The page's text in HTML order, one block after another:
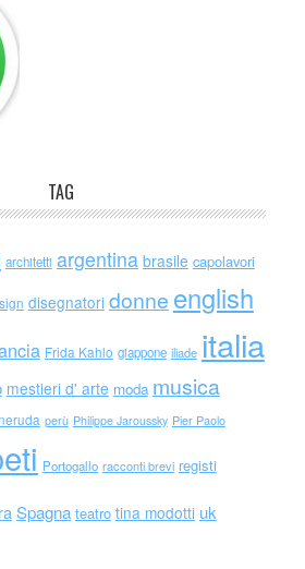
TAG
architetti argentina brasile capolavori
disegnatori donne english
Frida Kahlo giappone iliade italia
mestieri d' arte moda musica
perù Philippe Jaroussky Pier Paolo
Portogallo racconti brevi registi
Spagna teatro tina modotti uk